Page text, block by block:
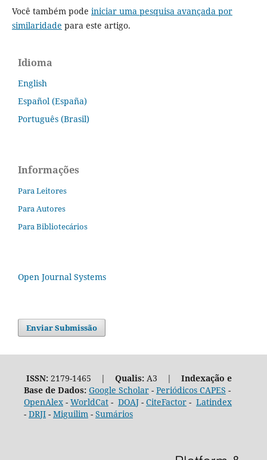
Você também pode iniciar uma pesquisa avançada por
similaridade para este artigo.
Idioma
English
Español (España)
Português (Brasil)
Informações
Para Leitores
Para Autores
Para Bibliotecários
Open Journal Systems
Enviar Submissão
ISSN:2179-1465 | Qualis:A3 | Indexação e
Base de Dados: Google Scholar- Periódicos CAPES -
OpenAlex- WorldCat- DOAJ- CiteFactor- Latindex
- DRJI- Miguilim - Sumários